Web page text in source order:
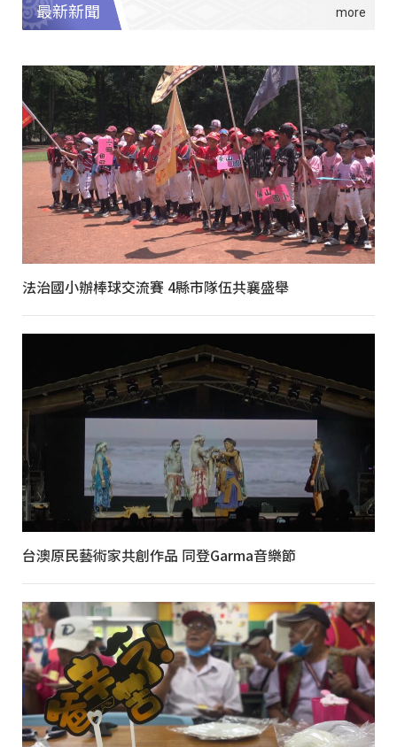
最新新聞
法治國小辦棒球交流賽 4縣市隊伍共襄盛舉
台澳原民藝術家共創作品 同登Garma音樂節